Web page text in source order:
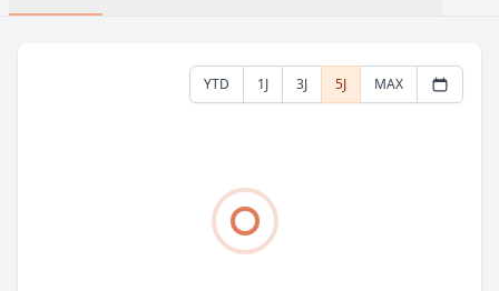
YTD 1J 3J 5J MAX